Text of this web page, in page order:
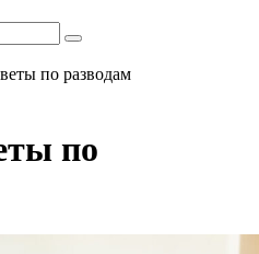
по разводам
по